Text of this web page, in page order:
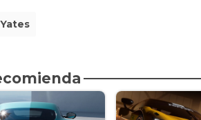
Yates